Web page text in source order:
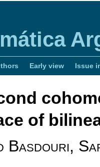
Early view Issue
of
Basdouri,